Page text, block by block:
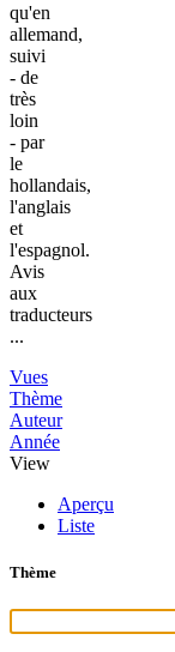
qu'en
allemand,
suivi
- de
très
loin
- par
le
hollandais,
l'anglais
et
l'espagnol.
Avis
aux
traducteurs
...
Vues
Thème
Auteur
Année
View
Aperçu
Liste
Thème